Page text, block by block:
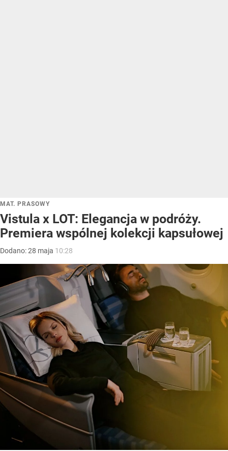
MAT. PRASOWY
Vistula x LOT: Elegancja w podróży.
Premiera wspólnej kolekcji kapsułowej
Dodano:28 maja 10:28